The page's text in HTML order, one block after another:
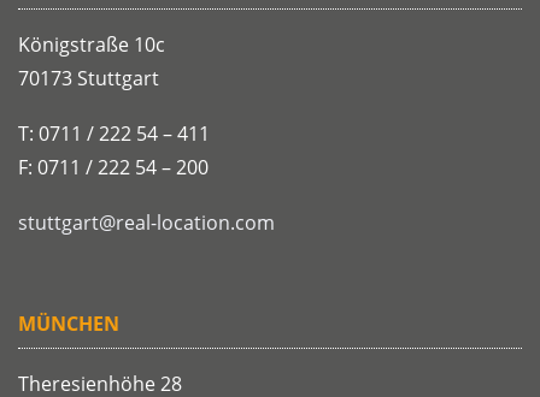
Königstraße 10c
70173 Stuttgart
T: 0711 / 222 54 – 411
F: 0711 / 222 54 – 200
stuttgart@real-location.com
MÜNCHEN
Theresienhöhe 28